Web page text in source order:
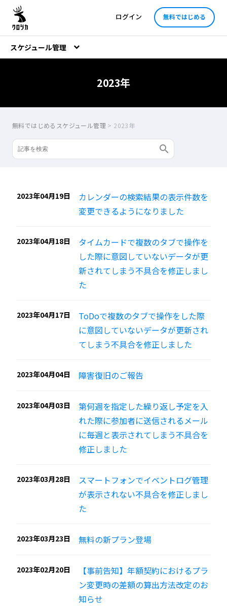
ログイン 無料ではじめる
スケジュール管理
2023年
無料ではじめるスケジュール管理 > 2023年
2023年04月19日
カレンダーの検索結果の表示件数を
変更できるようになりました
2023年04月18日
タイムカードで複数のタブで操作を
した際に意図していないデータが更
新されてしまう不具合を修正しまし
た
2023年04月17日
ToDoで複数のタブで操作をした際
に意図していないデータが更新され
てしまう不具合を修正しました
2023年04月04日 障害復旧のご報告
2023年04月03日
第何週を指定した繰り返し予定を入
れた際に参加者に送信されるメール
に毎週と表示されてしまう不具合を
修正しました
2023年03月28日
スマートフォンでイベントログ管理
が表示されない不具合を修正しまし
た
2023年03月23日 無料の新プラン登場
2023年02月20日
【事前告知】年額契約におけるプラ
ン変更時の差額の算出方法改定のお
知らせ